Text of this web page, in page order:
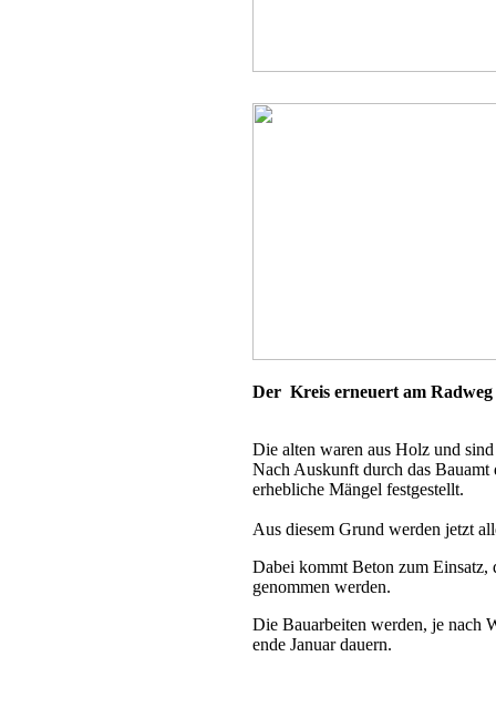
Der Kreis erneuert am
Die alten waren aus Holz und
Nach Auskunft durch das
erhebliche Mängel festgestellt.
Aus diesem Grund werden jetzt
Dabei kommt Beton zum
genommen werden.
Die Bauarbeiten werden, je nach
ende Januar dauern.